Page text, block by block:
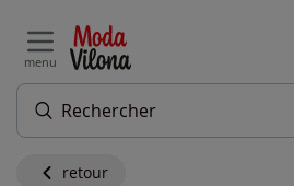
menu
retour